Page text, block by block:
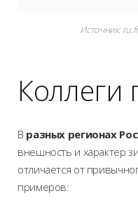
Источник:
Коллеги
В разных регионах
внешность и характер
отличается от
примеров: